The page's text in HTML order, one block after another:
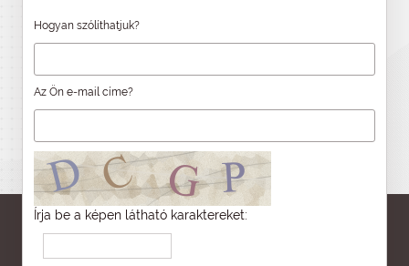
Hogyan szólíthatjuk?
Az Ön e-mail címe?
Írja be a képen látható karaktereket: